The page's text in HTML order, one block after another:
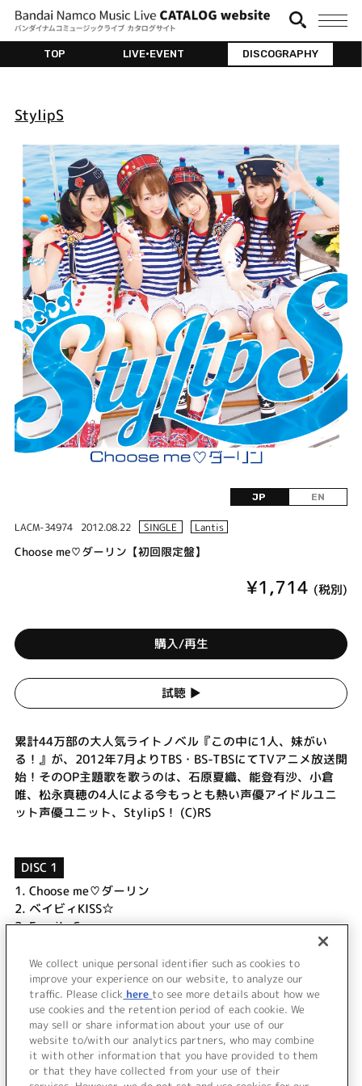
TOP LIVE•EVENT DISCOGRAPHY
StylipS
JP EN
LACM-34974 2012.08.22 SINGLE Lantis
Choose me♡ダーリン【初回限定盤】
¥1,714 (税別)
購入/再生
試聴 ▶︎
累計44万部の大人気ライトノベル『この中に1人、妹がい
る！』が、2012年7月よりTBS・BS-TBSにてTVアニメ放送開
始！そのOP主題歌を歌うのは、石原夏織、能登有沙、小倉
唯、松永真穂の4人による今もっとも熱い声優アイドルユニ
ット声優ユニット、StylipS！ (C)RS
DISC 1
1. Choose me♡ダーリン
2. ベイビィKISS☆
3.Fragile Crazy
ベイビィKISS☆ (inst)
Fragile Crazy (inst)
＜ BACK
We collect unique personal identifier such as cookies to
improve your experience on our website, to analyze our
traffic. Please click here to see more details about how we
use cookies and the retention period of each cookie. We
may sell or share information about your use of our
website to/with our analytics partners, who may combine
it with other information that you have provided to them
or that they have collected from your use of their